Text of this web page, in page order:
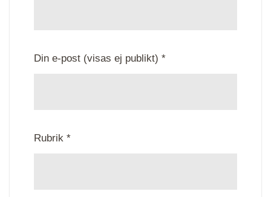
Din e-post (visas ej publikt) *
Rubrik *